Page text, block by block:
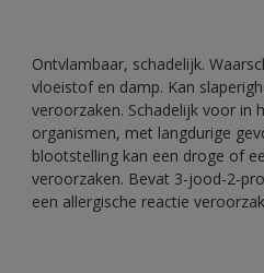
Ontvlambaar, schadelijk.
vloeistof en damp. Kan
veroorzaken. Schadelijk voor in
organismen, met langdurige
blootstelling kan een droge of
veroorzaken. Bevat 3-jood-2-
een allergische reactie